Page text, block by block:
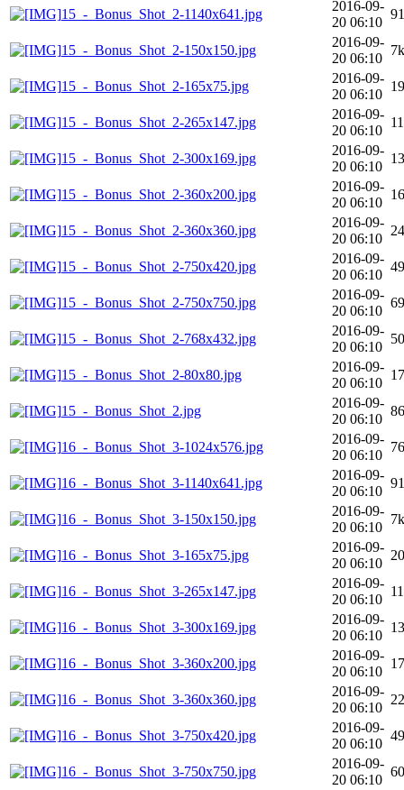
15_-_Bonus_Shot_2-1140x641.jpg
2016-09-
20 06:10
15_-_Bonus_Shot_2-150x150.jpg
2016-09-
20 06:10
7k
15_-_Bonus_Shot_2-165x75.jpg
2016-09-
20 06:10
15_-_Bonus_Shot_2-265x147.jpg
2016-09-
20 06:10
15_-_Bonus_Shot_2-300x169.jpg
2016-09-
20 06:10
15_-_Bonus_Shot_2-360x200.jpg
2016-09-
20 06:10
15_-_Bonus_Shot_2-360x360.jpg
2016-09-
20 06:10
15_-_Bonus_Shot_2-750x420.jpg
2016-09-
20 06:10
15_-_Bonus_Shot_2-750x750.jpg
2016-09-
20 06:10
15_-_Bonus_Shot_2-768x432.jpg
2016-09-
20 06:10
15_-_Bonus_Shot_2-80x80.jpg
2016-09-
20 06:10
15_-_Bonus_Shot_2.jpg
2016-09-
20 06:10
16_-_Bonus_Shot_3-1024x576.jpg
2016-09-
20 06:10
16_-_Bonus_Shot_3-1140x641.jpg
2016-09-
20 06:10
16_-_Bonus_Shot_3-150x150.jpg
2016-09-
20 06:10
7k
16_-_Bonus_Shot_3-165x75.jpg
2016-09-
20 06:10
16_-_Bonus_Shot_3-265x147.jpg
2016-09-
20 06:10
16_-_Bonus_Shot_3-300x169.jpg
2016-09-
20 06:10
16_-_Bonus_Shot_3-360x200.jpg
2016-09-
20 06:10
16_-_Bonus_Shot_3-360x360.jpg
2016-09-
20 06:10
16_-_Bonus_Shot_3-750x420.jpg
2016-09-
20 06:10
16_-_Bonus_Shot_3-750x750.jpg
2016-09-
20 06:10